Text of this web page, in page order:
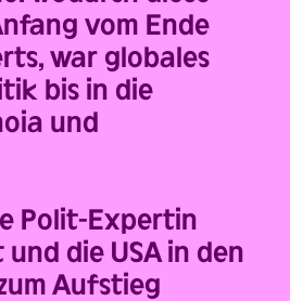
vom Ende
war globales
bis in die
und
Polit-Expertin
die USA in den
Aufstieg